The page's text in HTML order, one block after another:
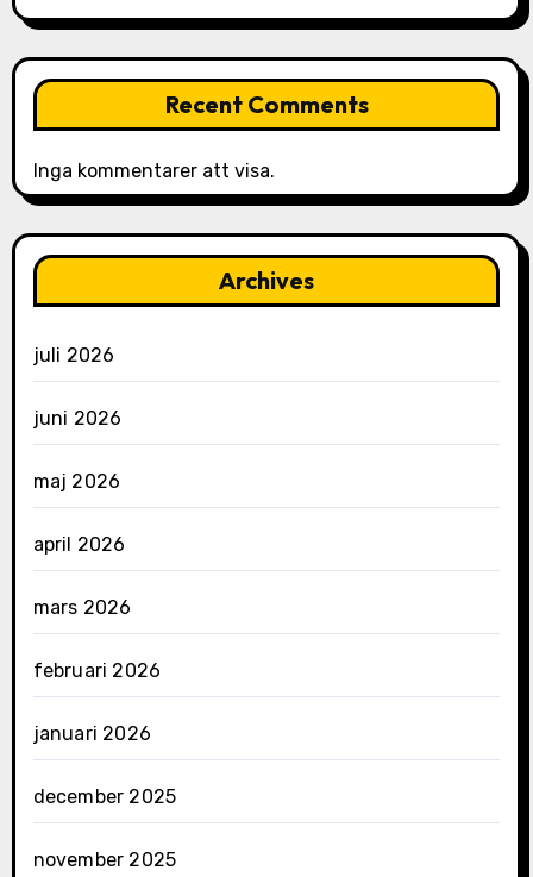
Recent Comments
Inga kommentarer att visa.
Archives
juli 2026
juni 2026
maj 2026
april 2026
mars 2026
februari 2026
januari 2026
december 2025
november 2025